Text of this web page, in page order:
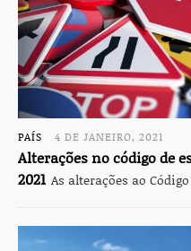
PAÍS 4 DE JANEIRO, 2021
Alterações no código de
2021 As alterações ao